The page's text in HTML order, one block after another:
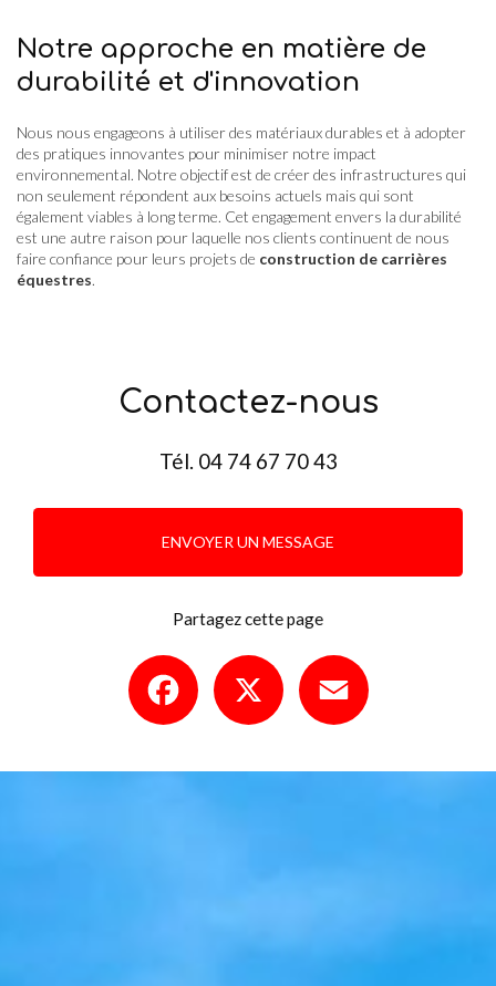
Notre approche en matière de
durabilité et d'innovation
Nous nous engageons à utiliser des matériaux durables et à adopter
des pratiques innovantes pour minimiser notre impact
environnemental. Notre objectif est de créer des infrastructures qui
non seulement répondent aux besoins actuels mais qui sont
également viables à long terme. Cet engagement envers la durabilité
est une autre raison pour laquelle nos clients continuent de nous
faire confiance pour leurs projets de construction de carrières
équestres.
Contactez-nous
Tél. 04 74 67 70 43
ENVOYER UN MESSAGE
Partagez cette page
Facebook